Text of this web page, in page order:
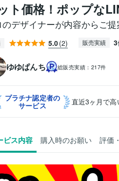
ト価格！ポップな
のデザイナーが内容からご提
5.0(2) 販売実績 3
ゆゆぱんち 総販売実績： 217件
プラチナ認定者の
サービス
直近3ヶ月で
ビス内容 購入時のお願い 評価